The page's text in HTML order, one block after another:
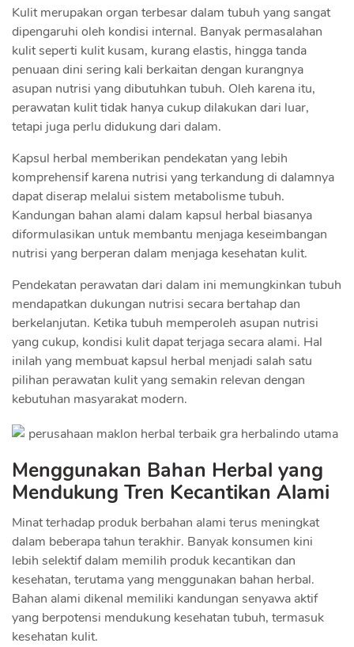
Kulit merupakan organ terbesar dalam tubuh yang sangat
dipengaruhi oleh kondisi internal. Banyak permasalahan
kulit seperti kulit kusam, kurang elastis, hingga tanda
penuaan dini sering kali berkaitan dengan kurangnya
asupan nutrisi yang dibutuhkan tubuh. Oleh karena itu,
perawatan kulit tidak hanya cukup dilakukan dari luar,
tetapi juga perlu didukung dari dalam.
Kapsul herbal memberikan pendekatan yang lebih
komprehensif karena nutrisi yang terkandung di dalamnya
dapat diserap melalui sistem metabolisme tubuh.
Kandungan bahan alami dalam kapsul herbal biasanya
diformulasikan untuk membantu menjaga keseimbangan
nutrisi yang berperan dalam menjaga kesehatan kulit.
Pendekatan perawatan dari dalam ini memungkinkan tubuh
mendapatkan dukungan nutrisi secara bertahap dan
berkelanjutan. Ketika tubuh memperoleh asupan nutrisi
yang cukup, kondisi kulit dapat terjaga secara alami. Hal
inilah yang membuat kapsul herbal menjadi salah satu
pilihan perawatan kulit yang semakin relevan dengan
kebutuhan masyarakat modern.
Menggunakan Bahan Herbal yang
Mendukung Tren Kecantikan Alami
Minat terhadap produk berbahan alami terus meningkat
dalam beberapa tahun terakhir. Banyak konsumen kini
lebih selektif dalam memilih produk kecantikan dan
kesehatan, terutama yang menggunakan bahan herbal.
Bahan alami dikenal memiliki kandungan senyawa aktif
yang berpotensi mendukung kesehatan tubuh, termasuk
kesehatan kulit.